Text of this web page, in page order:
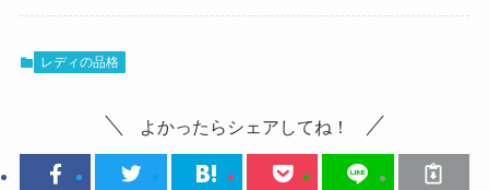
レディの品格
よかったらシェアしてね！